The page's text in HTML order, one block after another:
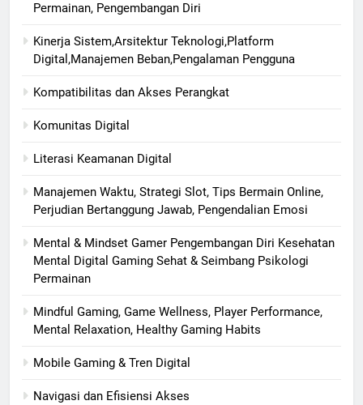
Permainan, Pengembangan Diri
Kinerja Sistem,Arsitektur Teknologi,Platform
Digital,Manajemen Beban,Pengalaman Pengguna
Kompatibilitas dan Akses Perangkat
Komunitas Digital
Literasi Keamanan Digital
Manajemen Waktu, Strategi Slot, Tips Bermain Online,
Perjudian Bertanggung Jawab, Pengendalian Emosi
Mental & Mindset Gamer Pengembangan Diri Kesehatan
Mental Digital Gaming Sehat & Seimbang Psikologi
Permainan
Mindful Gaming, Game Wellness, Player Performance,
Mental Relaxation, Healthy Gaming Habits
Mobile Gaming & Tren Digital
Navigasi dan Efisiensi Akses